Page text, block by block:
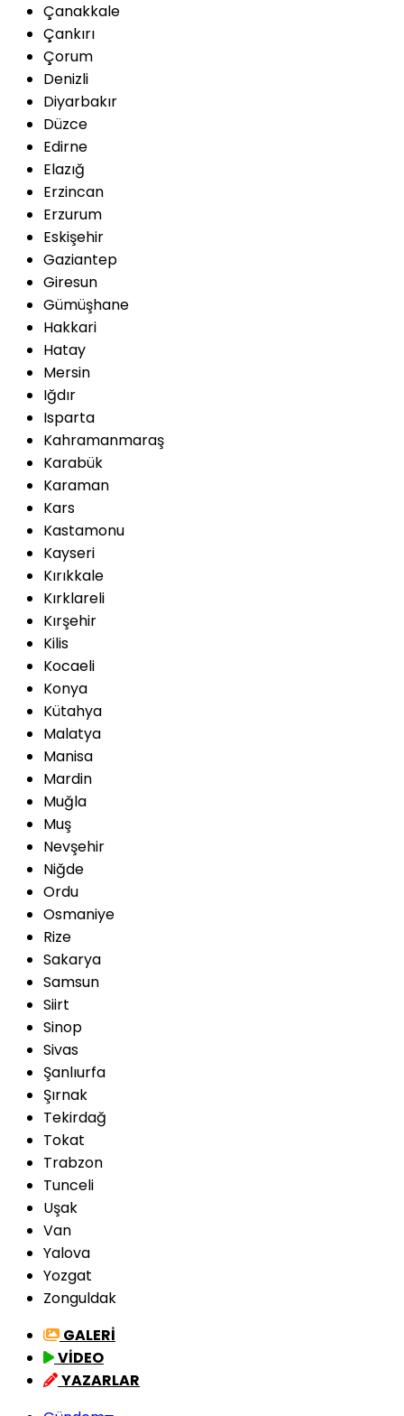
Çanakkale
Çankırı
Çorum
Denizli
Diyarbakır
Düzce
Edirne
Elazığ
Erzincan
Erzurum
Eskişehir
Gaziantep
Giresun
Gümüşhane
Hakkari
Hatay
Mersin
Iğdır
Isparta
Kahramanmaraş
Karabük
Karaman
Kars
Kastamonu
Kayseri
Kırıkkale
Kırklareli
Kırşehir
Kilis
Kocaeli
Konya
Kütahya
Malatya
Manisa
Mardin
Muğla
Muş
Nevşehir
Niğde
Ordu
Osmaniye
Rize
Sakarya
Samsun
Siirt
Sinop
Sivas
Şanlıurfa
Şırnak
Tekirdağ
Tokat
Trabzon
Tunceli
Uşak
Van
Yalova
Yozgat
Zonguldak
GALERİ
VİDEO
YAZARLAR